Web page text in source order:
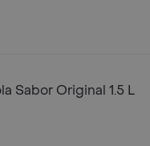
Sabor Original 1.5 L